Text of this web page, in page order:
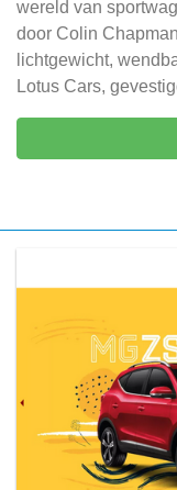
wereld van
door Colin
lichtgewicht,
Lotus Cars,